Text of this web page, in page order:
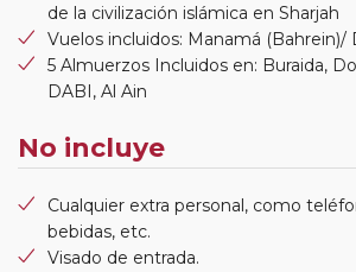
de la civilización islámica en Sharjah
Vuelos incluidos: Manamá (Bahrein)/
5 Almuerzos Incluidos en: Buraida,
DABI, Al Ain
No incluye
Cualquier extra personal, como
bebidas, etc.
Visado de entrada.